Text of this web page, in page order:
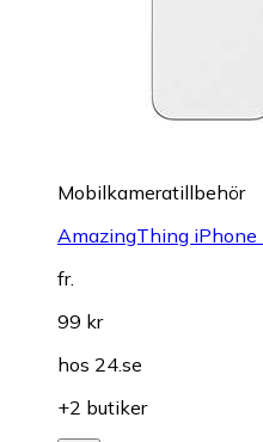
Mobilkameratillbehör
AmazingThing
fr.
99 kr
hos 24.se
+2 butiker